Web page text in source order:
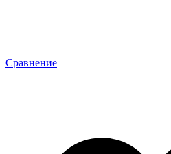
Сравнение